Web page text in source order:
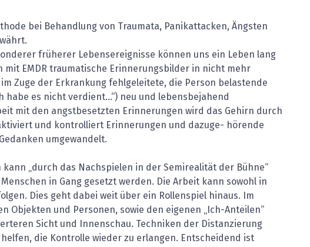
bei Behandlung von Traumata, Panikattacken, Ängsten
früherer Lebensereignisse können uns ein Leben lang
EMDR traumatische Erinnerungsbilder in nicht mehr
Zuge der Erkrankung fehlgeleitete, die Person belastende
habe es nicht verdient…“) neu und lebensbejahend
mit den angstbesetzten Erinnerungen wird das Gehirn durch
und kontrolliert Erinnerungen und dazuge- hörende
umgewandelt.
kann „durch das Nachspielen in der Semirealität der Bühne“
in Gang gesetzt werden. Die Arbeit kann sowohl in
Dies geht dabei weit über ein Rollenspiel hinaus. Im
Objekten und Personen, sowie den eigenen „Ich-Anteilen“
Sicht und Innenschau. Techniken der Distanzierung
die Kontrolle wieder zu erlangen. Entscheidend ist